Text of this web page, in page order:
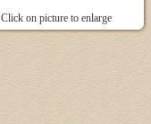
Click on picture to enlarge